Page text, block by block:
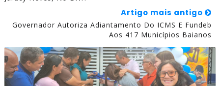
Artigo mais antigo
Governador Autoriza Adiantamento Do ICMS E Fundeb
Aos 417 Municípios Baianos